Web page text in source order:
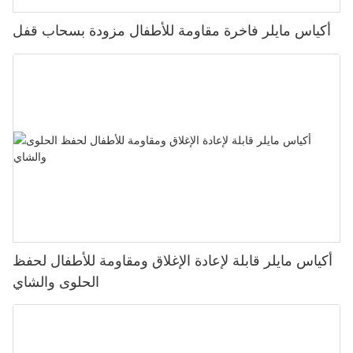
أكياس مايلر فاخرة مقاومة للأطفال مزودة بسحاب قفل
أكياس مايلر قابلة لإعادة الإغلاق ومقاومة للأطفال لحفظ
الحلوى والشاي